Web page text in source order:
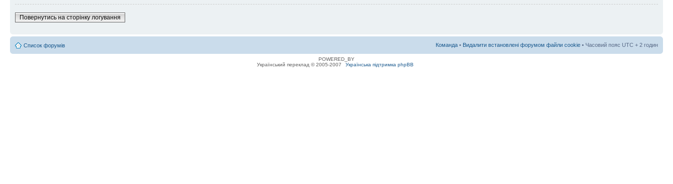
Повернутись на сторінку логування
Список форумів Команда • Видалити встановлені форумом файли cookie • Часовий пояс UTC + 2 годин
POWERED_BY
Український переклад © 2005-2007
Українська підтримка phpBB